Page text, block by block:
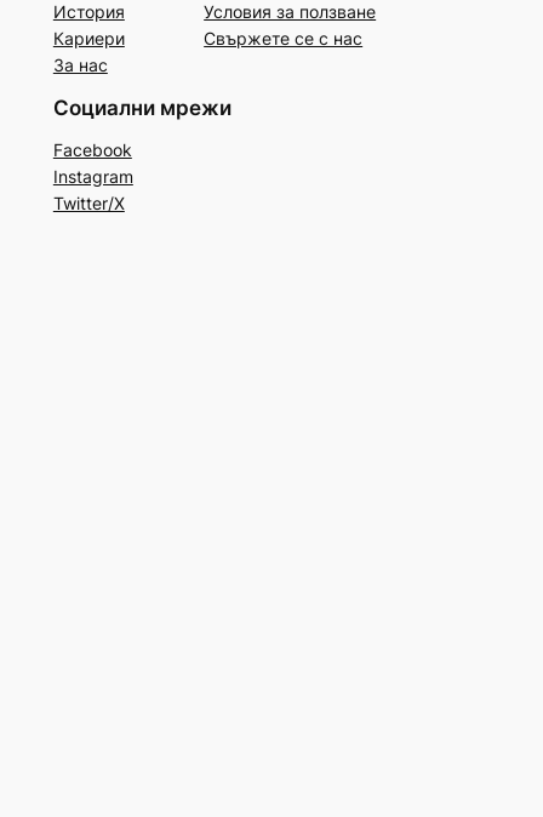
История
Кариери
За нас
Условия за ползване
Свържете се с нас
Социални мрежи
Facebook
Instagram
Twitter/X